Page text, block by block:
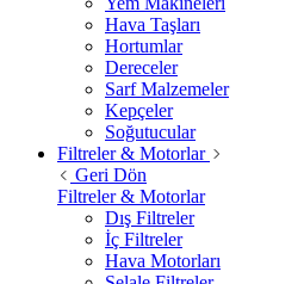
Hava Taşları
Hortumlar
Dereceler
Sarf Malzemeler
Kepçeler
Soğutucular
Filtreler & Motorlar
Geri Dön
Filtreler & Motorlar
Dış Filtreler
İç Filtreler
Hava Motorları